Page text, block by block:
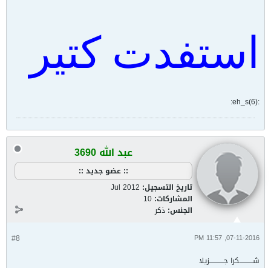
استفدت كتير
:eh_s(6):
عبد الله 3690
:: عضو جديد ::
تاريخ التسجيل: Jul 2012
المشاركات: 10
الجنس: ذكر
#8 07-11-2016, 11:57 PM
شـــــــــــكرا جــــــــــــزيلا